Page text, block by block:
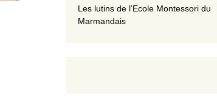
Les lutins de l’Ecole Montessori du
Marmandais